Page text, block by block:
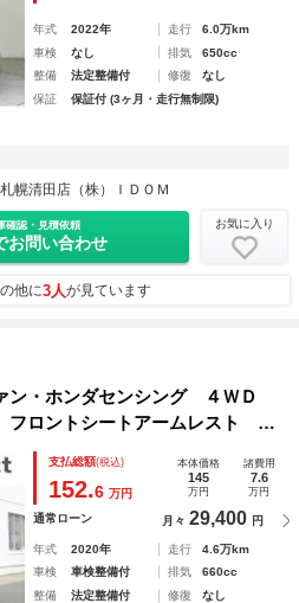
年式 2022年 走行
6.0万km
車検
なし 排気
650cc
整備
法定整備付 修復
なし
保証
保証付 (3ヶ月・走行無制限)
幌清田店（株）ＩＤＯＭ
確認・見積依頼
お問い合わせ
お気に入り
他に3人が見ています
ン・ホンダセンシング ４ＷＤ
フロントシートアームレスト 電
アミラー 充電用ＵＳＢジャッ
クカメラ ＥＴＣ 純正エンジン
支払総額(税込)
152.6 万円
本体価格
145
万円
諸費用
7.6
万円
通常ローン 月々 29,400 円
年式 2020年 走行
4.6万km
車検
車検整備付 排気
660cc
整備
法定整備付 修復
なし